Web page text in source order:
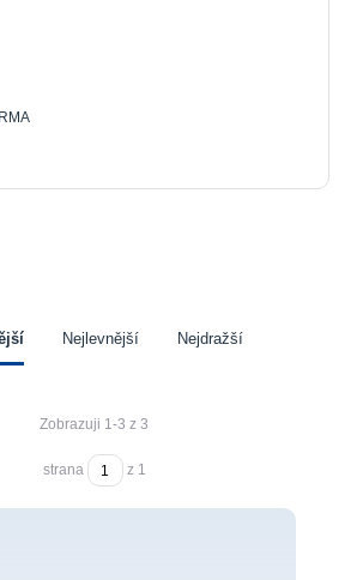
Nejlevnější Nejdražší
Zobrazuji 1-3 z 3
strana z 1